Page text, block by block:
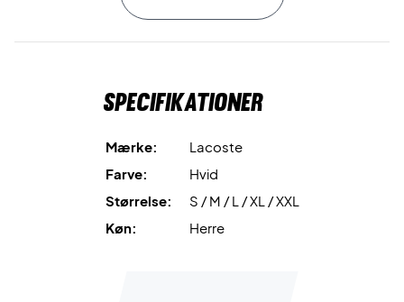
et fedt design.Specifikationer
Mærke:
Lacoste
Farve:
Hvid
Størrelse:
S / M / L / XL / XXL
Køn:
Herre